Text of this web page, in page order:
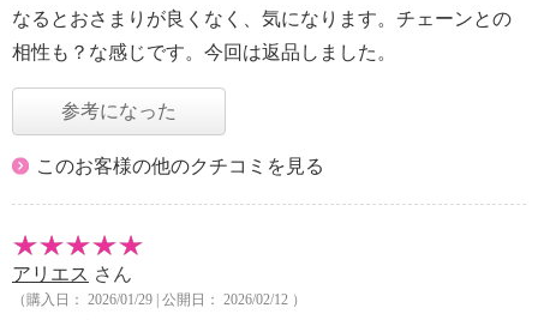
なるとおさまりが良くなく、気になります。チェーンとの
相性も？な感じです。今回は返品しました。
参考になった
このお客様の他のクチコミを見る
アリエス さん
（購入日： 2026/01/29 | 公開日： 2026/02/12 ）